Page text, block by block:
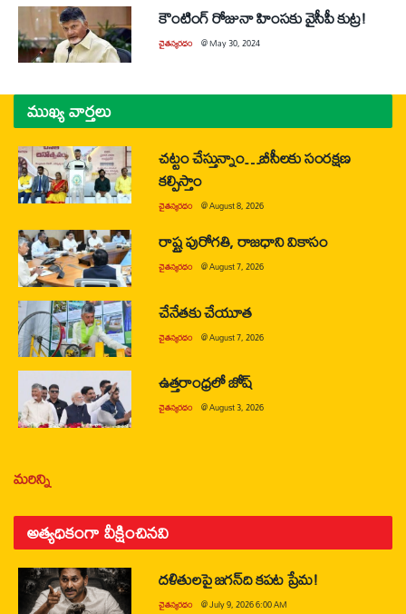
కౌంటింగ్‌ రోజునా హింసకు వైసీపీ కుట్ర!
చైతన్యరధం @May 30, 2024
ముఖ్య వార్తలు
చట్టం చేస్తున్నాం…బీసీలకు సంరక్షణ
కల్పిస్తాం
చైతన్యరధం @August 8, 2026
రాష్ట్ర పురోగతి, రాజధాని వికాసం
చైతన్యరధం @August 7, 2026
చేనేతకు చేయూత
చైతన్యరధం @August 7, 2026
ఉత్తరాంధ్రలో జోష్
చైతన్యరధం @August 3, 2026
మరిన్ని
అత్యధికంగా వీక్షించినవి
దళితులపై జగన్‌ది కపట ప్రేమ!
చైతన్యరధం @July 9, 2026 6:00 AM